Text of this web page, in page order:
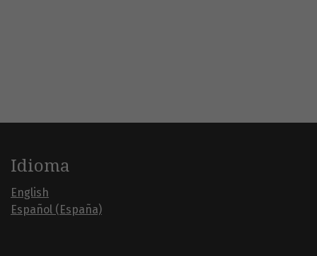
Idioma
English
Español (España)